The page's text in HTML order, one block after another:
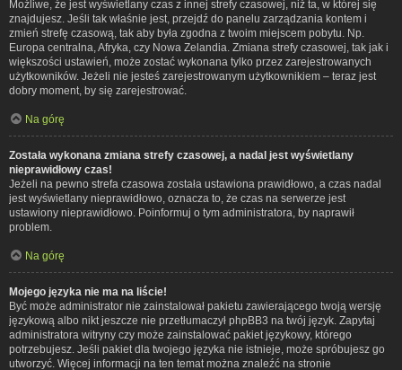
Możliwe, że jest wyświetlany czas z innej strefy czasowej, niż ta, w której się
znajdujesz. Jeśli tak właśnie jest, przejdź do panelu zarządzania kontem i
zmień strefę czasową, tak aby była zgodna z twoim miejscem pobytu. Np.
Europa centralna, Afryka, czy Nowa Zelandia. Zmiana strefy czasowej, tak jak i
większości ustawień, może zostać wykonana tylko przez zarejestrowanych
użytkowników. Jeżeli nie jesteś zarejestrowanym użytkownikiem – teraz jest
dobry moment, by się zarejestrować.
Na górę
Została wykonana zmiana strefy czasowej, a nadal jest wyświetlany
nieprawidłowy czas!
Jeżeli na pewno strefa czasowa została ustawiona prawidłowo, a czas nadal
jest wyświetlany nieprawidłowo, oznacza to, że czas na serwerze jest
ustawiony nieprawidłowo. Poinformuj o tym administratora, by naprawił
problem.
Na górę
Mojego języka nie ma na liście!
Być może administrator nie zainstalował pakietu zawierającego twoją wersję
językową albo nikt jeszcze nie przetłumaczył phpBB3 na twój język. Zapytaj
administratora witryny czy może zainstalować pakiet językowy, którego
potrzebujesz. Jeśli pakiet dla twojego języka nie istnieje, może spróbujesz go
utworzyć. Więcej informacji na ten temat można znaleźć na stronie